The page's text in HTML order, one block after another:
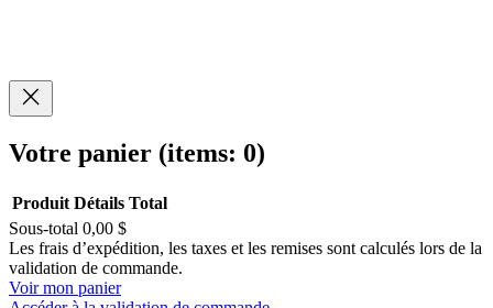
Votre panier (items: 0)
Produits
dans
Produit Détails Total
Sous-total 0,00 $
Les frais d’expédition, les taxes et les remises sont calculés lors de la
validation de commande.
Voir mon panier